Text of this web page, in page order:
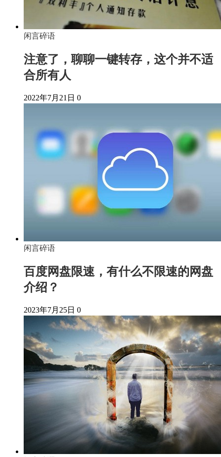
闲言碎语
注意了，聊聊一键转存，这个并不适
合所有人
2022年7月21日 0
闲言碎语
百度网盘限速，有什么不限速的网盘
介绍？
2023年7月25日 0